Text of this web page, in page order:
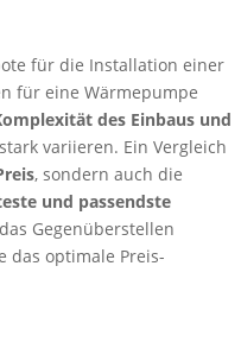
für die Installation einer
für eine Wärmepumpe
des Einbaus und
stark variieren. Ein Vergleich
, sondern auch die
und passendste
Gegenüberstellen
das optimale Preis-